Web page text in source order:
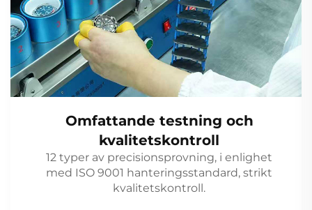
Omfattande testning och
kvalitetskontroll
12 typer av precisionsprovning, i enlighet
med ISO 9001 hanteringsstandard, strikt
kvalitetskontroll.